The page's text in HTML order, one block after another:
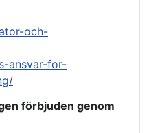
och-
ansvar-for-
förbjuden genom